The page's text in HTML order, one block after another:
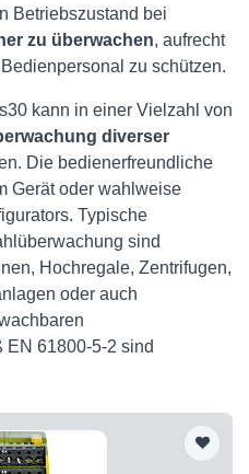
Betriebszustand bei
zu überwachen, aufrecht
zu schützen.
kann in einer Vielzahl von
diverser
Die bedienerfreundliche
Gerät oder wahlweise
Typische
sind
Hochregale, Zentrifugen,
oder auch
EN 61800-5-2 sind